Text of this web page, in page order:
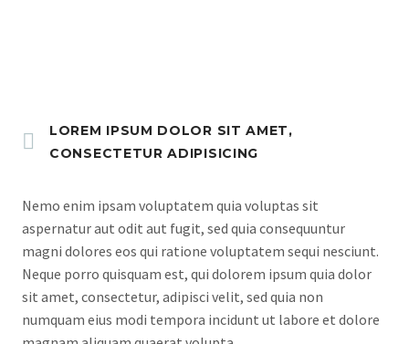
LOREM IPSUM DOLOR SIT AMET,
CONSECTETUR ADIPISICING
Nemo enim ipsam voluptatem quia voluptas sit
aspernatur aut odit aut fugit, sed quia consequuntur
magni dolores eos qui ratione voluptatem sequi nesciunt.
Neque porro quisquam est, qui dolorem ipsum quia dolor
sit amet, consectetur, adipisci velit, sed quia non
numquam eius modi tempora incidunt ut labore et dolore